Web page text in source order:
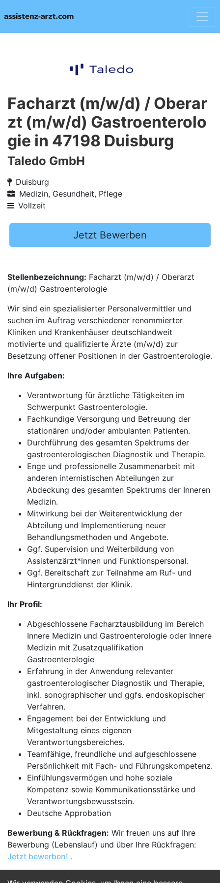
Facharzt (m/w/d) / Oberar
zt (m/w/d) Gastroenterolo
gie in 47198 Duisburg
Taledo GmbH
Duisburg
Medizin, Gesundheit, Pflege
Vollzeit
Jetzt Bewerben
Stellenbezeichnung: Facharzt (m/w/d) / Oberarzt
(m/w/d) Gastroenterologie
Wir sind ein spezialisierter Personalvermittler und
suchen im Auftrag verschiedener renommierter
Kliniken und Krankenhäuser deutschlandweit
motivierte und qualifizierte Ärzte (m/w/d) zur
Besetzung offener Positionen in der Gastroenterologie.
Ihre Aufgaben:
Verantwortung für ärztliche Tätigkeiten im
Schwerpunkt Gastroenterologie.
Fachkundige Versorgung und Betreuung der
stationären und/oder ambulanten Patienten.
Durchführung des gesamten Spektrums der
gastroenterologischen Diagnostik und Therapie.
Enge und professionelle Zusammenarbeit mit
anderen internistischen Abteilungen zur
Abdeckung des gesamten Spektrums der Inneren
Medizin.
Mitwirkung bei der Weiterentwicklung der
Abteilung und Implementierung neuer
Behandlungsmethoden und Angebote.
Ggf. Supervision und Weiterbildung von
Assistenzärzt*innen und Funktionspersonal.
Ggf. Bereitschaft zur Teilnahme am Ruf- und
Hintergrunddienst der Klinik.
Ihr Profil:
Abgeschlossene Facharztausbildung im Bereich
Innere Medizin und Gastroenterologie oder Innere
Medizin mit Zusatzqualifikation
Gastroenterologie
Erfahrung in der Anwendung relevanter
gastroenterologischer Diagnostik und Therapie,
inkl. sonographischer und ggfs. endoskopischer
Verfahren.
Engagement bei der Entwicklung und
Mitgestaltung eines eigenen
Verantwortungsbereiches.
Teamfähige, freundliche und aufgeschlossene
Persönlichkeit mit Fach- und Führungskompetenz.
Einfühlungsvermögen und hohe soziale
Kompetenz sowie Kommunikationsstärke und
Verantwortungsbewusstsein.
Deutsche Approbation
Bewerbung & Rückfragen: Wir freuen uns auf Ihre
Bewerbung (Lebenslauf) und über Ihre Rückfragen:
Jetzt bewerben! .